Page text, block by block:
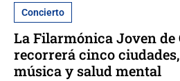
Concierto
La Filarmónica Joven de
recorrerá cinco
música y salud mental